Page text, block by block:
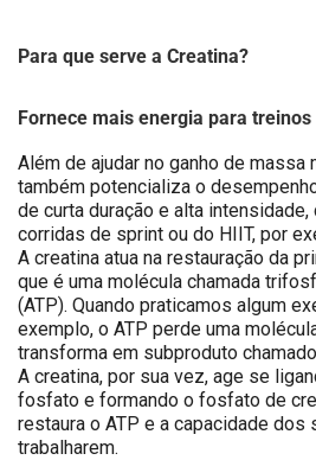
Para que serve a Creatina?
Fornece mais energia para
Além de ajudar no ganho de massa
também potencializa o
de curta duração e alta
corridas de sprint ou do HIIT, por
A creatina atua na restauração da
que é uma molécula chamada
(ATP). Quando praticamos algum
exemplo, o ATP perde uma
transforma em subproduto chamado
A creatina, por sua vez, age se
fosfato e formando o fosfato de
restaura o ATP e a capacidade dos
trabalharem.